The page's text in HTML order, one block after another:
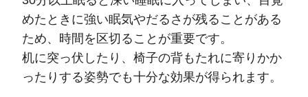
めたときに強い眠気やだるさが残ることがある
ため、時間を区切ることが重要です。
机に突っ伏したり、椅子の背もたれに寄りかか
ったりする姿勢でも十分な効果が得られます。